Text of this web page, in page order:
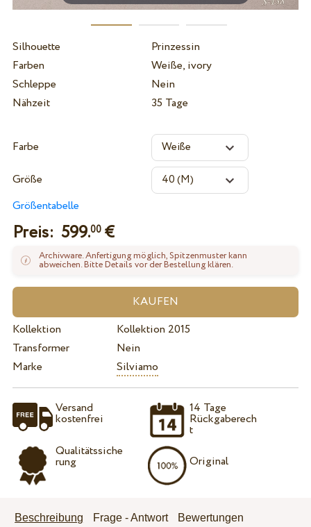
Silhouette
Prinzessin
Farben
Weiße, ivory
Schleppe
Nein
Nähzeit
35 Tage
Farbe
Größe
Größentabelle
Preis: 599.00€
Archivware. Anfertigung möglich, Spitzenmuster kann
abweichen. Bitte Details vor der Bestellung klären.
Kollektion
Kollektion 2015
Transformer
Nein
Marke
Silviamo
Versand
kostenfrei
Qualitätssiche
rung
14 Tage
Rückgaberech
t
Original
Beschreibung Frage - Antwort Bewertungen